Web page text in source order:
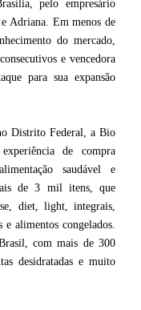
pelo empresário
Adriana. Em menos de
do mercado,
e vencedora
para sua expansão
Distrito Federal, a Bio
de compra
saudável e
de 3 mil itens, que
diet, light, integrais,
e alimentos congelados.
com mais de 300
desidratadas e muito